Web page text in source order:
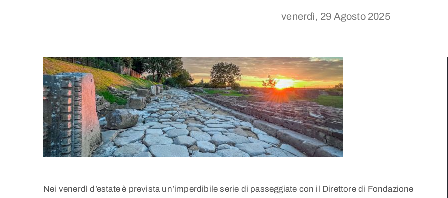
venerdì, 29 Agosto 2025
Nei venerdì d’estateè prevista un’imperdibile serie di passeggiate con il Direttore di Fondazione